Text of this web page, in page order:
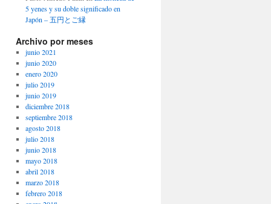
5 yenes y su doble significado en
Japón – 五円とご縁
Archivo por meses
junio 2021
junio 2020
enero 2020
julio 2019
junio 2019
diciembre 2018
septiembre 2018
agosto 2018
julio 2018
junio 2018
mayo 2018
abril 2018
marzo 2018
febrero 2018